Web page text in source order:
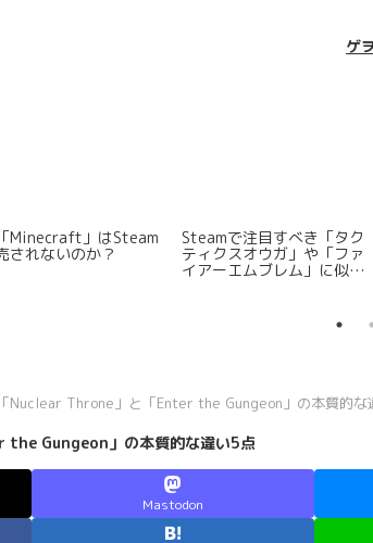
ゲ
でリリースされたロ
イトFPSに思うところ
Steamで注目すべき日本語
で遊べる高評価ギャンブル
ゲーム5選
Nuclear Throne」と「Enter the Gungeon」の本質的な
Gungeon」の本質的な違い5点
Mastodon